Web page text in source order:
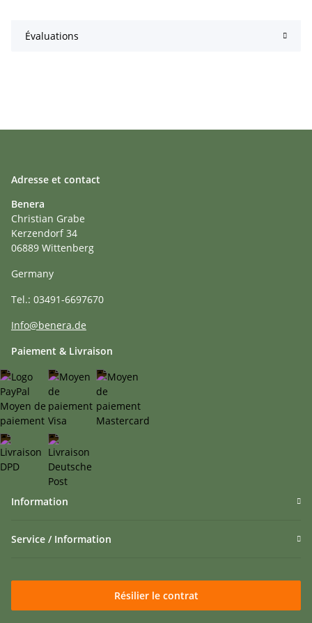
Évaluations
Adresse et contact
Benera
Christian Grabe
Kerzendorf 34
06889 Wittenberg
Germany
Tel.: 03491-6697670
Info@benera.de
Paiement & Livraison
Information
Service / Information
Résilier le contrat